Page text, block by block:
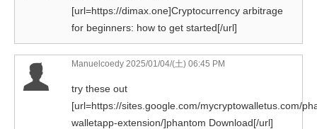
[url=https://dimax.one]Cryptocurrency arbitrage
for beginners: how to get started[/url]
Manuelcoedy 2025/01/04/(土) 06:45 PM
try these out
[url=https://sites.google.com/mycryptowalletus.com/
walletapp-extension/]phantom Download[/url]